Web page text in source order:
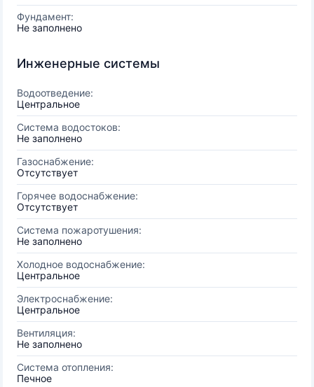
Фундамент:
Не заполнено
Инженерные системы
Водоотведение:
Центральное
Система водостоков:
Не заполнено
Газоснабжение:
Отсутствует
Горячее водоснабжение:
Отсутствует
Система пожаротушения:
Не заполнено
Холодное водоснабжение:
Центральное
Электроснабжение:
Центральное
Вентиляция:
Не заполнено
Система отопления:
Печное